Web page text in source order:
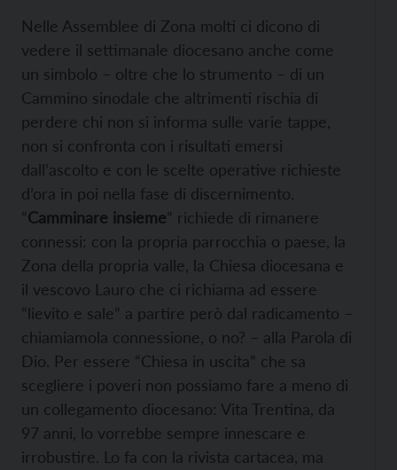
Nelle Assemblee di Zona molti ci dicono di
vedere il settimanale diocesano anche come
un simbolo – oltre che lo strumento – di un
Cammino sinodale che altrimenti rischia di
perdere chi non si informa sulle varie tappe,
non si confronta con i risultati emersi
dall’ascolto e con le scelte operative richieste
d’ora in poi nella fase di discernimento.
“Camminare insieme” richiede di rimanere
connessi: con la propria parrocchia o paese, la
Zona della propria valle, la Chiesa diocesana e
il vescovo Lauro che ci richiama ad essere
“lievito e sale” a partire però dal radicamento –
chiamiamola connessione, o no? – alla Parola di
Dio. Per essere “Chiesa in uscita” che sa
scegliere i poveri non possiamo fare a meno di
un collegamento diocesano: Vita Trentina, da
97 anni, lo vorrebbe sempre innescare e
irrobustire. Lo fa con la rivista cartacea, ma